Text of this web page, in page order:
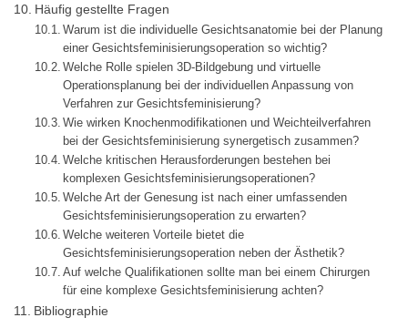
Häufig gestellte Fragen
Warum ist die individuelle Gesichtsanatomie bei der Planung
einer Gesichtsfeminisierungsoperation so wichtig?
Welche Rolle spielen 3D-Bildgebung und virtuelle
Operationsplanung bei der individuellen Anpassung von
Verfahren zur Gesichtsfeminisierung?
Wie wirken Knochenmodifikationen und Weichteilverfahren
bei der Gesichtsfeminisierung synergetisch zusammen?
Welche kritischen Herausforderungen bestehen bei
komplexen Gesichtsfeminisierungsoperationen?
Welche Art der Genesung ist nach einer umfassenden
Gesichtsfeminisierungsoperation zu erwarten?
Welche weiteren Vorteile bietet die
Gesichtsfeminisierungsoperation neben der Ästhetik?
Auf welche Qualifikationen sollte man bei einem Chirurgen
für eine komplexe Gesichtsfeminisierung achten?
Bibliographie